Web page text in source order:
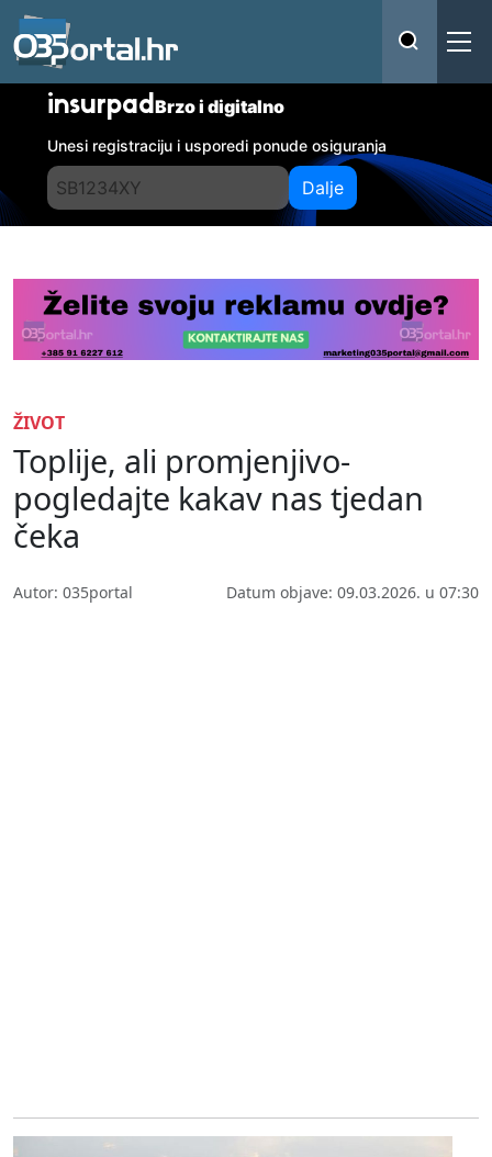
insurpadBrzo i digitalno
Unesi registraciju i usporedi ponude osiguranja
Dalje
ŽIVOT
Toplije, ali promjenjivo-
pogledajte kakav nas tjedan
čeka
Autor: 035portal Datum objave: 09.03.2026. u 07:30